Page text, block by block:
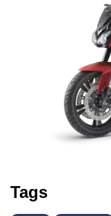
Tags